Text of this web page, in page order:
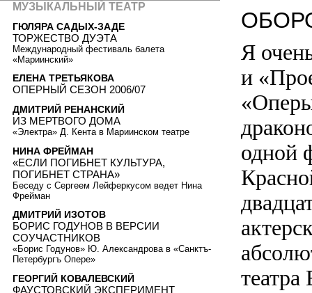
Я
и
одной
МУЗЫКАЛЬНЫЙ ТЕАТР
ГЮЛЯРА САДЫХ-ЗАДЕ
ТОРЖЕСТВО ДУЭТА
Международный фестиваль балета
«Мариинский»
ЕЛЕНА ТРЕТЬЯКОВА
ОПЕРНЫЙ СЕЗОН 2006/07
ДМИТРИЙ РЕНАНСКИЙ
ИЗ МЕРТВОГО ДОМА
«Электра» Д. Кента в Мариинском театре
НИНА ФРЕЙМАН
«ЕСЛИ ПОГИБНЕТ КУЛЬТУРА,
ПОГИБНЕТ СТРАНА»
Беседу с Сергеем Лейферкусом ведет Нина
Фрейман
ДМИТРИЙ ИЗОТОВ
БОРИС ГОДУНОВ В ВЕРСИИ
СОУЧАСТНИКОВ
«Борис Годунов» Ю. Александрова в «Санктъ-
Петербургъ Опере»
ГЕОРГИЙ КОВАЛЕВСКИЙ
ФАУСТОВСКИЙ ЭКСПЕРИМЕНТ